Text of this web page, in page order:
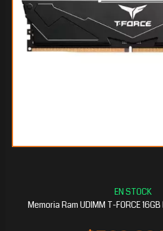
Memoria Ram UDIMM T-FORCE